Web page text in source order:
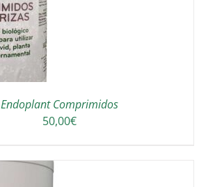
Endoplant Comprimidos
50,00€